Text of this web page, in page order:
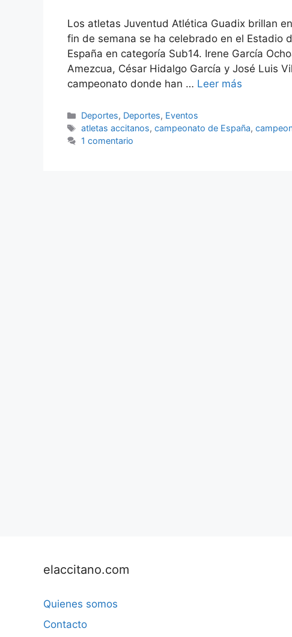
Los atletas Juventud Atlética Guadix brillan
fin de semana se ha celebrado en el Estadio
España en categoría Sub14. Irene García
Amezcua, César Hidalgo García y José Luis
campeonato donde han … Leer más
Categorías
Deportes, Deportes, Eventos
Etiquetas
atletas accitanos,campeonato de España,
1 comentario
elaccitano.com
Quienes somos
Contacto